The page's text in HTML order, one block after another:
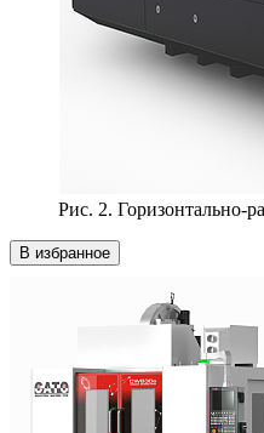
Рис. 2. Горизонтально-
В избранное